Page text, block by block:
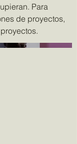
Para
de proyectos,